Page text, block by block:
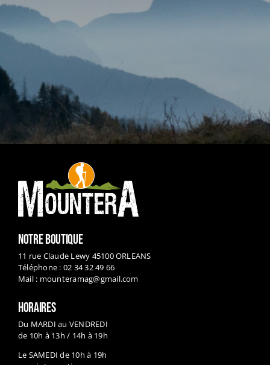
NOTRE BOUTIQUE
Téléphone : 02 34 32 49 66
Mail :mounteramag@gmail.com
HORAIRES
de 10h à 13h / 14h à 19h
Le SAMEDI de 10h à 19h
sans interruption